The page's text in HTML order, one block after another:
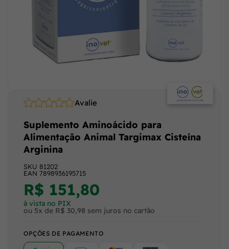
Avalie
SKU 81202
EAN 7898936195715
Suplemento Aminoácido para
Alimentação Animal Targimax Cisteína
Arginina
R$ 151,80
à vista no PIX
ou 5x de R$ 30,98 sem juros no cartão
OPÇÕES DE PAGAMENTO